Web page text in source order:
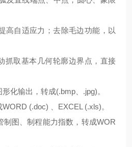
高自适应力；去除毛边功能，以
抓取基本几何轮廓边界点，直接
化输出，转成(.bmp、.jpg)。
(.doc) 、EXCEL (.xls)。
制图、制程能力指数，转成WOR